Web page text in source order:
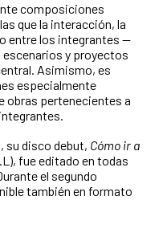
composiciones
que la interacción, la
entre los integrantes —
escenarios y proyectos
Asimismo, es
especialmente
obras pertenecientes a
su disco debut, Cómo ir a
fue editado en todas
el segundo
también en formato